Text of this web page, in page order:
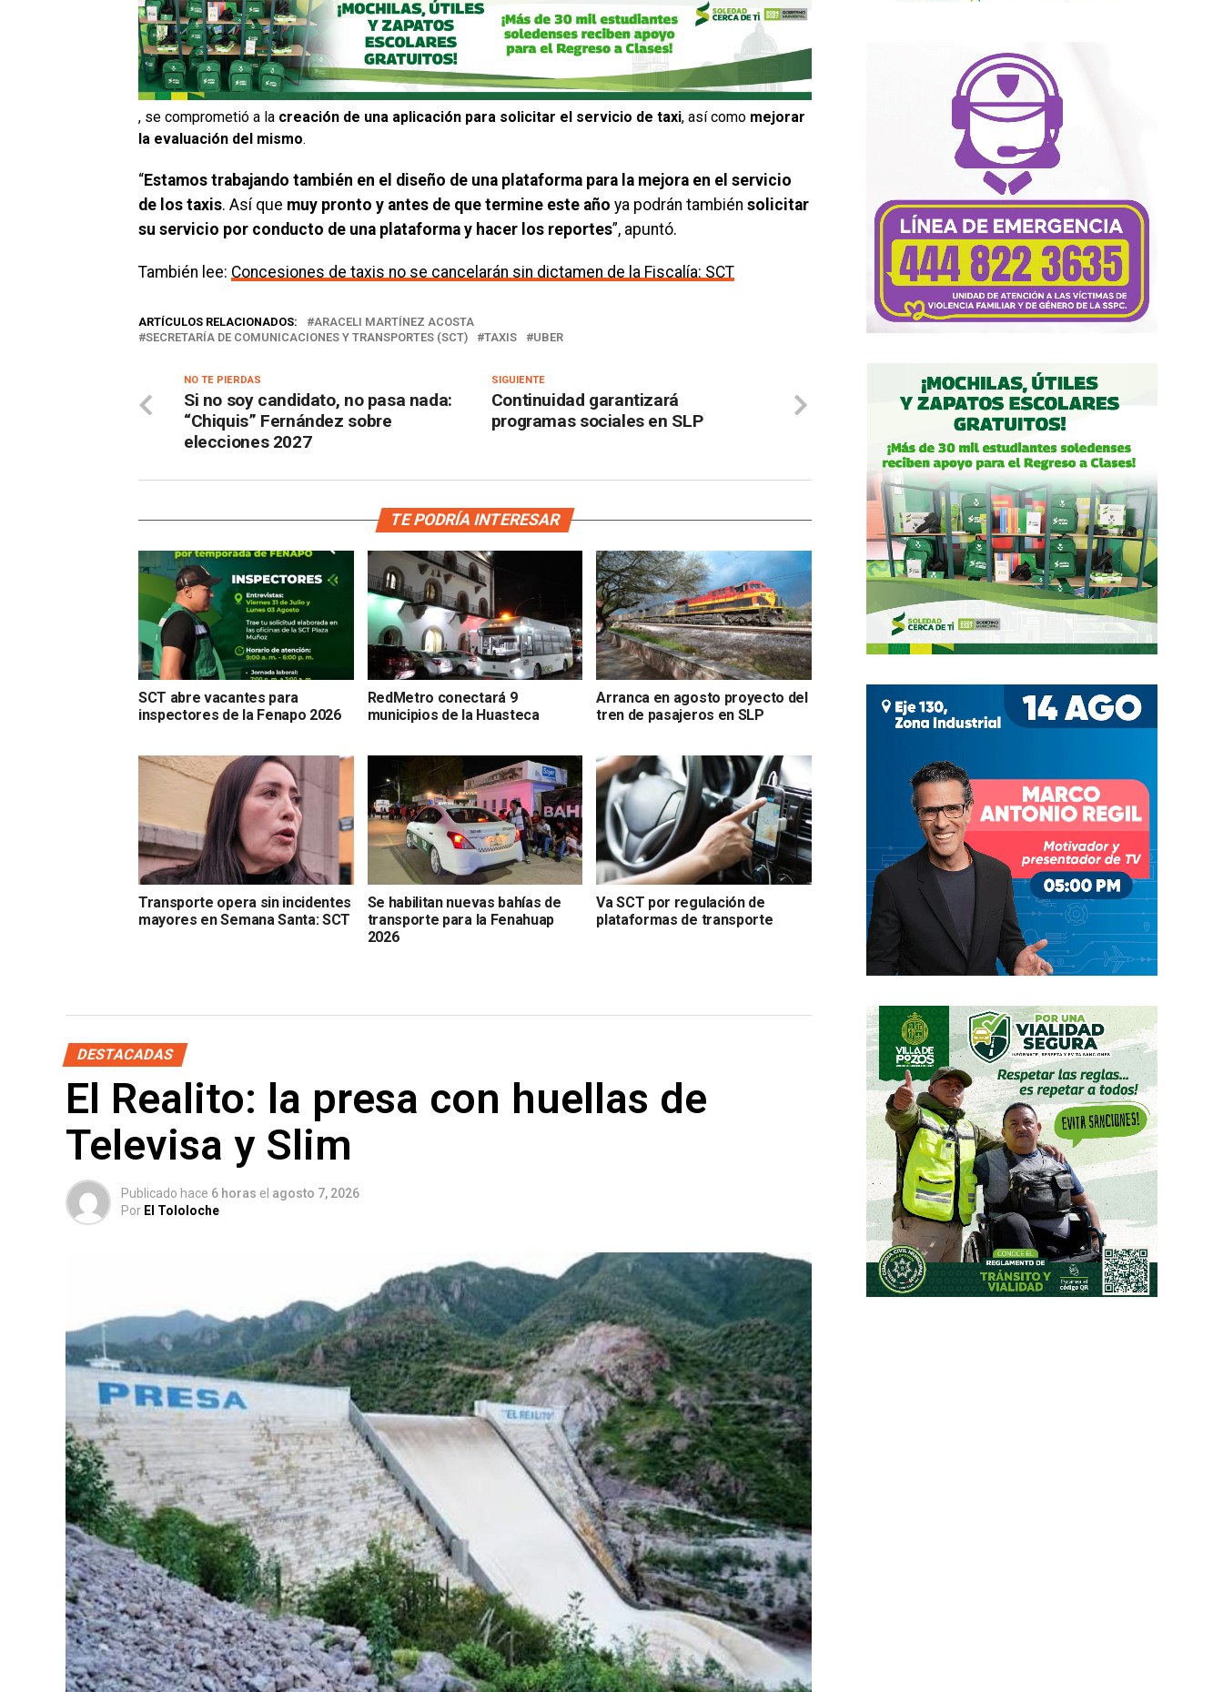
, se comprometió a la creación de una aplicación para solicitar el servicio de taxi, así como mejorar
la evaluación del mismo.
“Estamos trabajando también en el diseño de una plataforma para la mejora en el servicio
de los taxis. Así que muy pronto y antes de que termine este año ya podrán también solicitar
su servicio por conducto de una plataforma y hacer los reportes”, apuntó.
También lee: Concesiones de taxis no se cancelarán sin dictamen de la Fiscalía: SCT
ARTÍCULOS RELACIONADOS:
ARACELI MARTÍNEZ ACOSTA
SECRETARÍA DE COMUNICACIONES Y TRANSPORTES (SCT)
TAXIS UBER
SIGUIENTE
Continuidad garantizará
programas sociales en SLP
NO TE PIERDAS
Si no soy candidato, no pasa nada:
“Chiquis” Fernández sobre
elecciones 2027
TE PODRÍA INTERESAR
SCT abre vacantes para
inspectores de la Fenapo 2026
RedMetro conectará 9
municipios de la Huasteca
Arranca en agosto proyecto del
tren de pasajeros en SLP
Transporte opera sin incidentes
mayores en Semana Santa: SCT
Se habilitan nuevas bahías de
transporte para la Fenahuap
2026
Va SCT por regulación de
plataformas de transporte
DESTACADAS
El Realito: la presa con huellas de
Televisa y Slim
Publicado hace 6 horas el agosto 7, 2026
Por El Tololoche